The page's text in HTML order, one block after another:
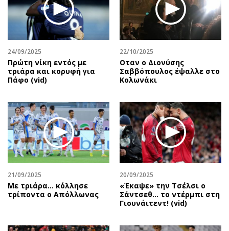
Αγορές
Money Review
AstroBank Properties
Trends
Ενέργεια
Ναυτιλία
Περιβάλλον
Ελλάδα
Κόσμος
Παράξενα
Πολιτισμός
Σινεμά
Θέατρο-Χορός
Αναδρομές
Πρόσωπα
Περιβάλλον
Good Life
Γυναίκα
Ταξίδια
Συνταγές
Έξοδος
Media
Εκπομπές
Wine routes
Podcasts
Uncut
24/09/2025
Πρώτη νίκη εντός με
τριάρα και κορυφή για
Πάφο (vid)
22/10/2025
Οταν ο Διονύσης
Σαββόπουλος έψαλλε στο
Κολωνάκι
21/09/2025
Με τριάρα... κόλλησε
τρίποντα ο Απόλλωνας
20/09/2025
«Έκαψε» την Τσέλσι ο
Σάντσεθ... το ντέρμπι στη
Γιουνάιτεντ! (vid)